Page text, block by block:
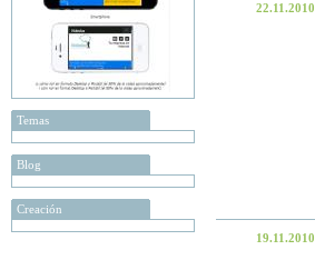
Temas
Blog
Creación
22.11.2010
19.11.2010